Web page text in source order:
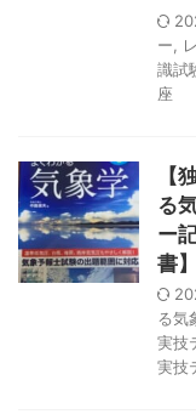
ー
識試
座
【
る
ー
書】
る気
実技
実技